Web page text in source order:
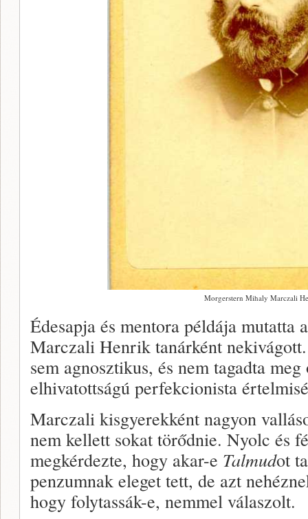
Morgerstern Mihaly Marczali
Édesapja és mentora példája mutatta
Marczali Henrik tanárként
sem agnosztikus, és nem tagadta
elhivatottságú perfekcionista
Marczali kisgyerekként nagyon
nem kellett sokat törődnie. Nyolc és
megkérdezte, hogy akar-e Talmudot
penzumnak eleget tett, de azt
hogy folytassák-e, nemmel válaszolt.